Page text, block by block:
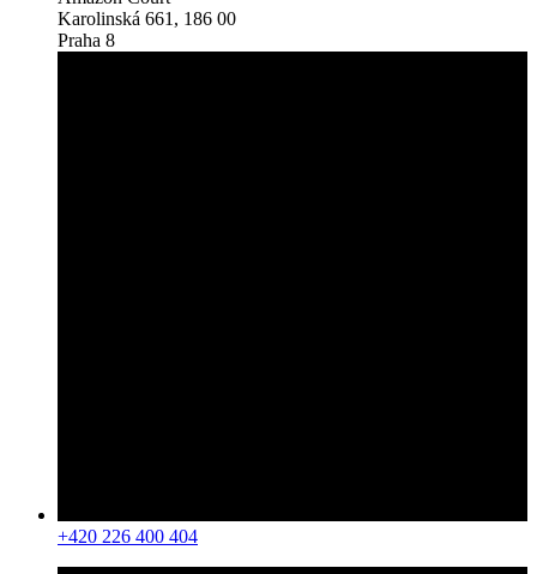
Karolinská 661, 186 00
Praha 8
+420 226 400 404